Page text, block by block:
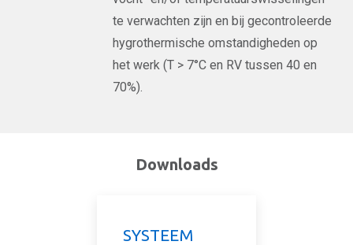
te verwachten zijn en bij gecontroleerde
hygrothermische omstandigheden op
het werk (T > 7°C en RV tussen 40 en
70%).
Downloads
SYSTEEM